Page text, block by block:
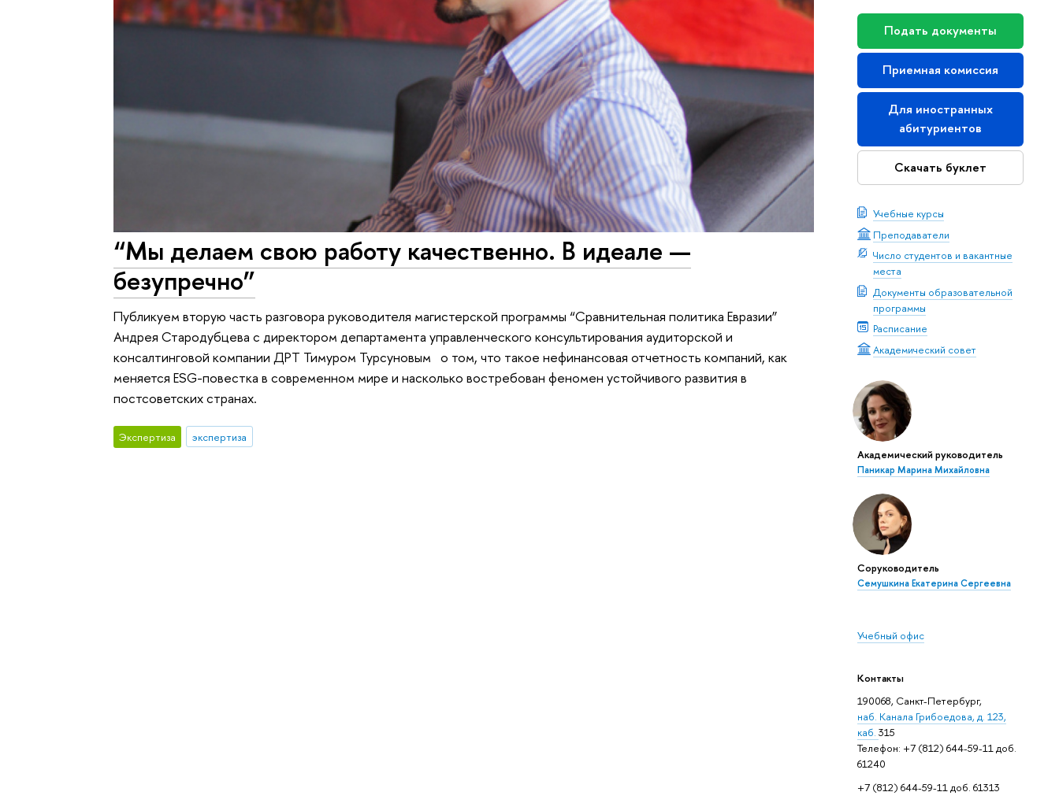
Подать документы
Приемная комиссия
Для иностранных
абитуриентов
Скачать буклет
Учебные курсы
Преподаватели
Число студентов и вакантные
места
Документы образовательной
программы
Расписание
Академический совет
Академический руководитель
Паникар Марина Михайловна
Соруководитель
Семушкина Екатерина Сергеевна
Учебный офис
Контакты
190068, Санкт-Петербург,
наб. Канала Грибоедова, д. 123,
каб. 315
Телефон: +7 (812) 644-59-11 доб.
61240
+7 (812) 644-59-11 доб. 61313
“Мы делаем свою работу качественно. В идеале —
безупречно”
Публикуем вторую часть разговора руководителя магистерской программы “Сравнительная политика Евразии”
Андрея Стародубцева с директором департамента управленческого консультирования аудиторской и
консалтинговой компании ДРТ Тимуром Турсуновым о том, что такое нефинансовая отчетность компаний, как
меняется ESG-повестка в современном мире и насколько востребован феномен устойчивого развития в
постсоветских странах.
Экспертиза экспертиза